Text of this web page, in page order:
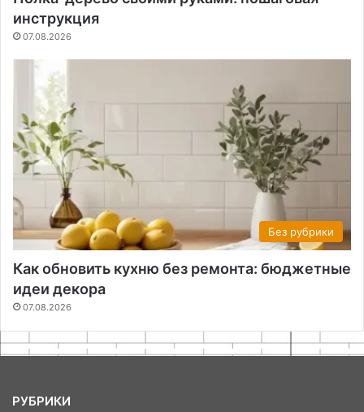
инструкция
07.08.2026
Без рубрики
Как обновить кухню без ремонта: бюджетные
идеи декора
07.08.2026
РУБРИКИ